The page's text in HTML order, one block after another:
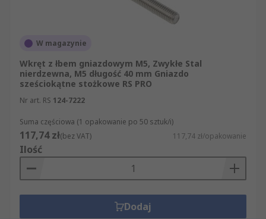
W magazynie
Wkręt z łbem gniazdowym M5, Zwykłe Stal
nierdzewna, M5 długość 40 mm Gniazdo
sześciokątne stożkowe RS PRO
Nr art. RS 124-7222
Suma częściowa (1 opakowanie po 50 sztuk/i)
117,74 zł(bez VAT) 117,74 zł/opakowanie
Ilość
Dodaj